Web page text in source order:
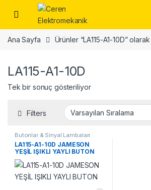
Skip to navigation
Skip to content
Ana Sayfa Ürünler “LA115-A1-10D”
LA115-A1-10D
Tek bir sonuç gösteriliyor
Filters
Butonlar & Sinyal Lambaları
LA115-A1-10D JAMESON
YEŞİL IŞIKLI YAYLI BUTON